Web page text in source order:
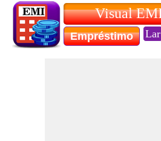
Visual
Empréstimo Lar